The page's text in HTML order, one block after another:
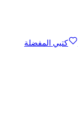
كتبي المفضلة